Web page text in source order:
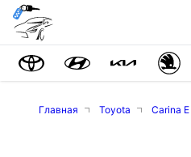
Главная Toyota Carina E